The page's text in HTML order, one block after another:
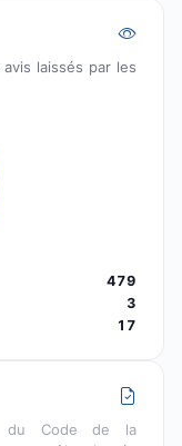
laissés par les
479
3
17
du Code de la